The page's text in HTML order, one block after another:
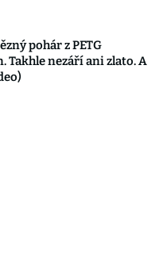
pohár z PETG
Takhle nezáří ani zlato. A